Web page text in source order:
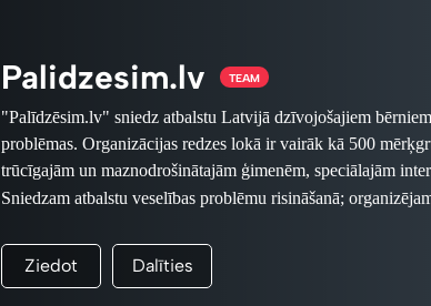
Palidzesim.lv TEAM
"Palīdzēsim.lv" sniedz atbalstu Latvijā dzīvojošajiem
problēmas. Organizācijas redzes lokā ir vairāk kā 500
trūcīgajām un maznodrošinātajām ģimenēm, speciālajām
Sniedzam atbalstu veselības problēmu risināšanā;
fotogrāfu ziedojumus - fotogrāfijas digitālā formātā.
Par iegādāto suvenīru saņemšanu lūgums sazināties:
Ziedot Dalīties